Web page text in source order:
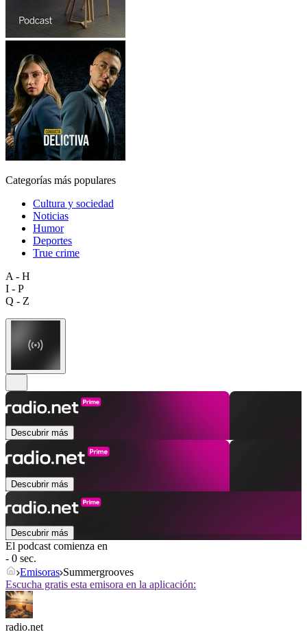
Categorías más populares
Cultura y sociedad
Noticias
Humor
Deportes
True crime
A - H
I - P
Q - Z
Descubrir más
Descubrir más
Descubrir más
El podcast comienza en
- 0 sec.
Emisoras Summergrooves
Escucha gratis esta emisora en la aplicación:
radio.net